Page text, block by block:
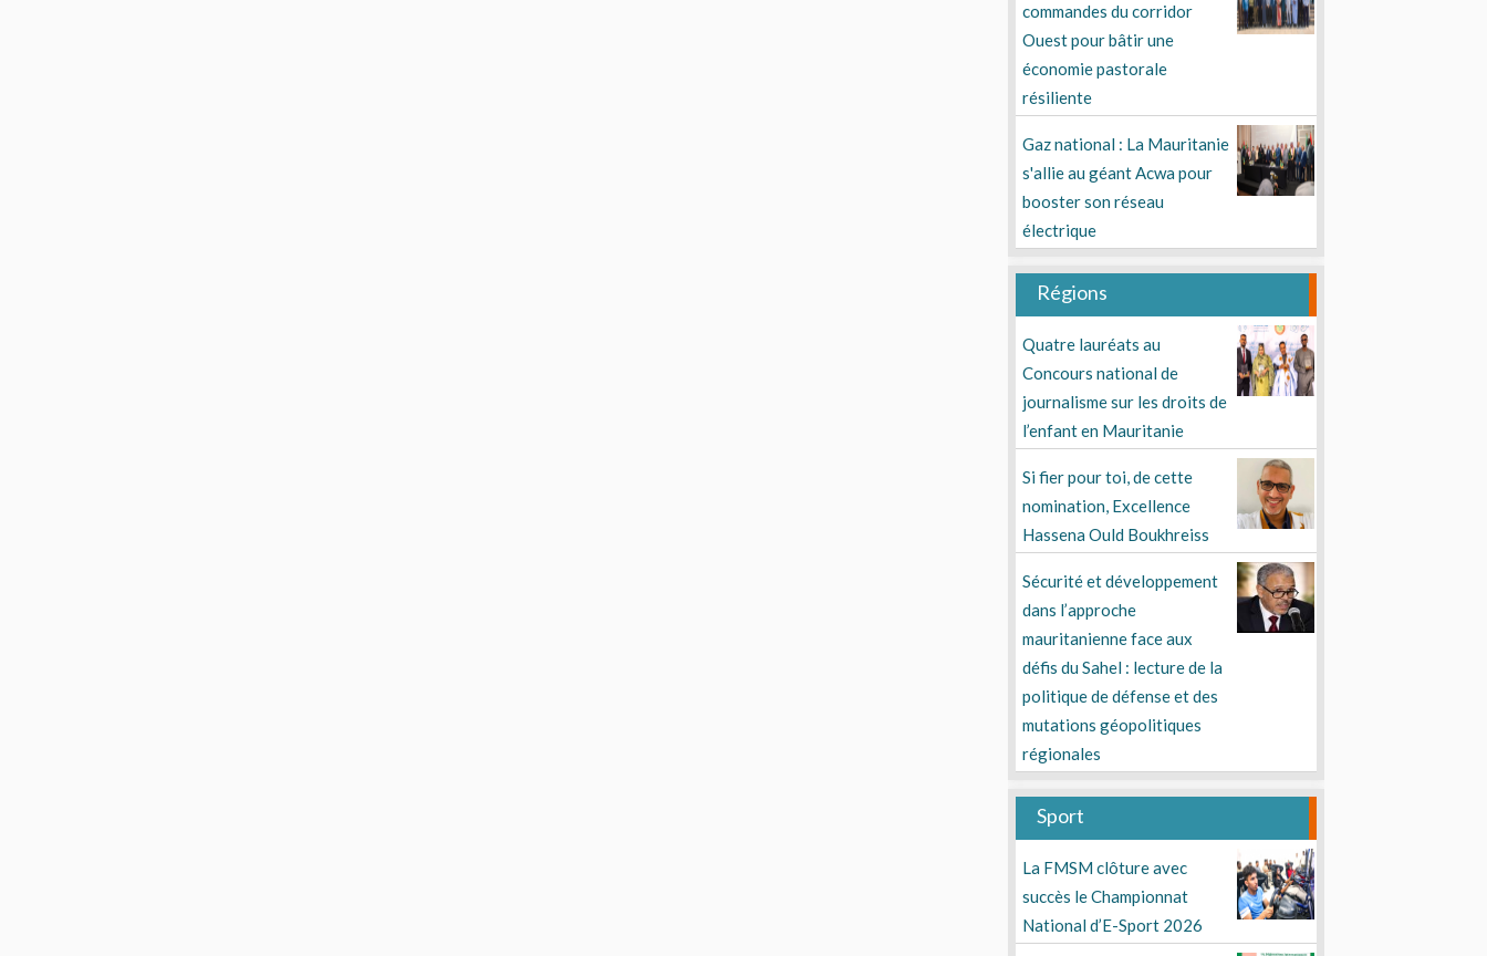
commandes du corridor
Ouest pour bâtir une
économie pastorale
résiliente
Gaz national : La Mauritanie
s'allie au géant Acwa pour
booster son réseau
électrique
Régions
Quatre lauréats au
Concours national de
journalisme sur les droits de
l’enfant en Mauritanie
Si fier pour toi, de cette
nomination, Excellence
Hassena Ould Boukhreiss
Sécurité et développement
dans l’approche
mauritanienne face aux
défis du Sahel : lecture de la
politique de défense et des
mutations géopolitiques
régionales
Sport
La FMSM clôture avec
succès le Championnat
National d’E-Sport 2026